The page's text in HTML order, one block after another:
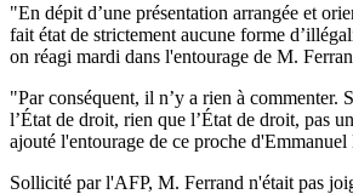
"En dépit d’une présentation arrangée et
fait état de strictement aucune forme
on réagi mardi dans l'entourage de M.
"Par conséquent, il n’y a rien à commenter.
l’État de droit, rien que l’État de droit, pas
ajouté l'entourage de ce proche d'Emmanuel
Sollicité par l'AFP, M. Ferrand n'était pas